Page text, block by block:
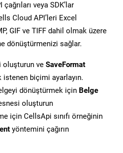
veya SDK’lar
Cloud API’leri Excel
GIF ve TIFF dahil olmak üzere
dönüştürmenizi sağlar.
oluşturun ve SaveFormat
biçimi ayarlayın.
dönüştürmek için Belge
oluşturun
için CellsApi sınıfı örneğinin
yöntemini çağırın